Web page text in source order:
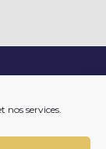
nos services.